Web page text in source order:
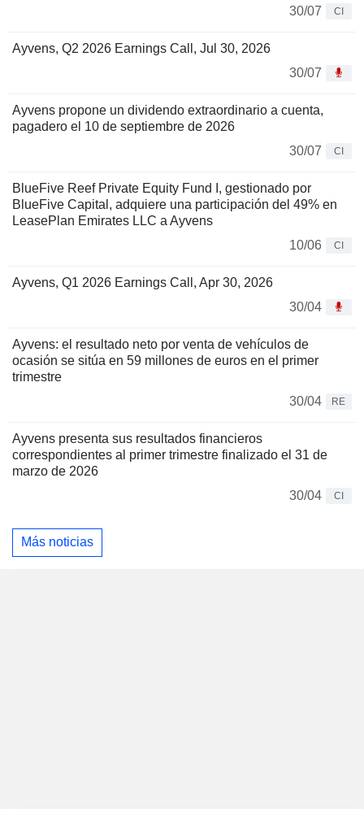
30/07
CI
Ayvens, Q2 2026 Earnings Call, Jul 30, 2026
30/07
Ayvens propone un dividendo extraordinario a cuenta,
pagadero el 10 de septiembre de 2026
30/07
CI
BlueFive Reef Private Equity Fund I, gestionado por
BlueFive Capital, adquiere una participación del 49% en
LeasePlan Emirates LLC a Ayvens
10/06
CI
Ayvens, Q1 2026 Earnings Call, Apr 30, 2026
30/04
Ayvens: el resultado neto por venta de vehículos de
ocasión se sitúa en 59 millones de euros en el primer
trimestre
30/04
RE
Ayvens presenta sus resultados financieros
correspondientes al primer trimestre finalizado el 31 de
marzo de 2026
30/04
CI
Más noticias